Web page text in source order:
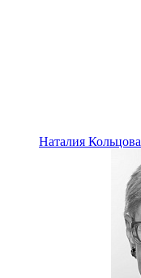
Наталия Кольцова